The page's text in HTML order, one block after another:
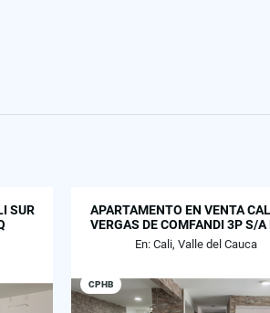
SUR
APARTAMENTO EN VENTA
VERGAS DE COMFANDI 3P S/A
En: Cali, Valle del Cauca
CPHB